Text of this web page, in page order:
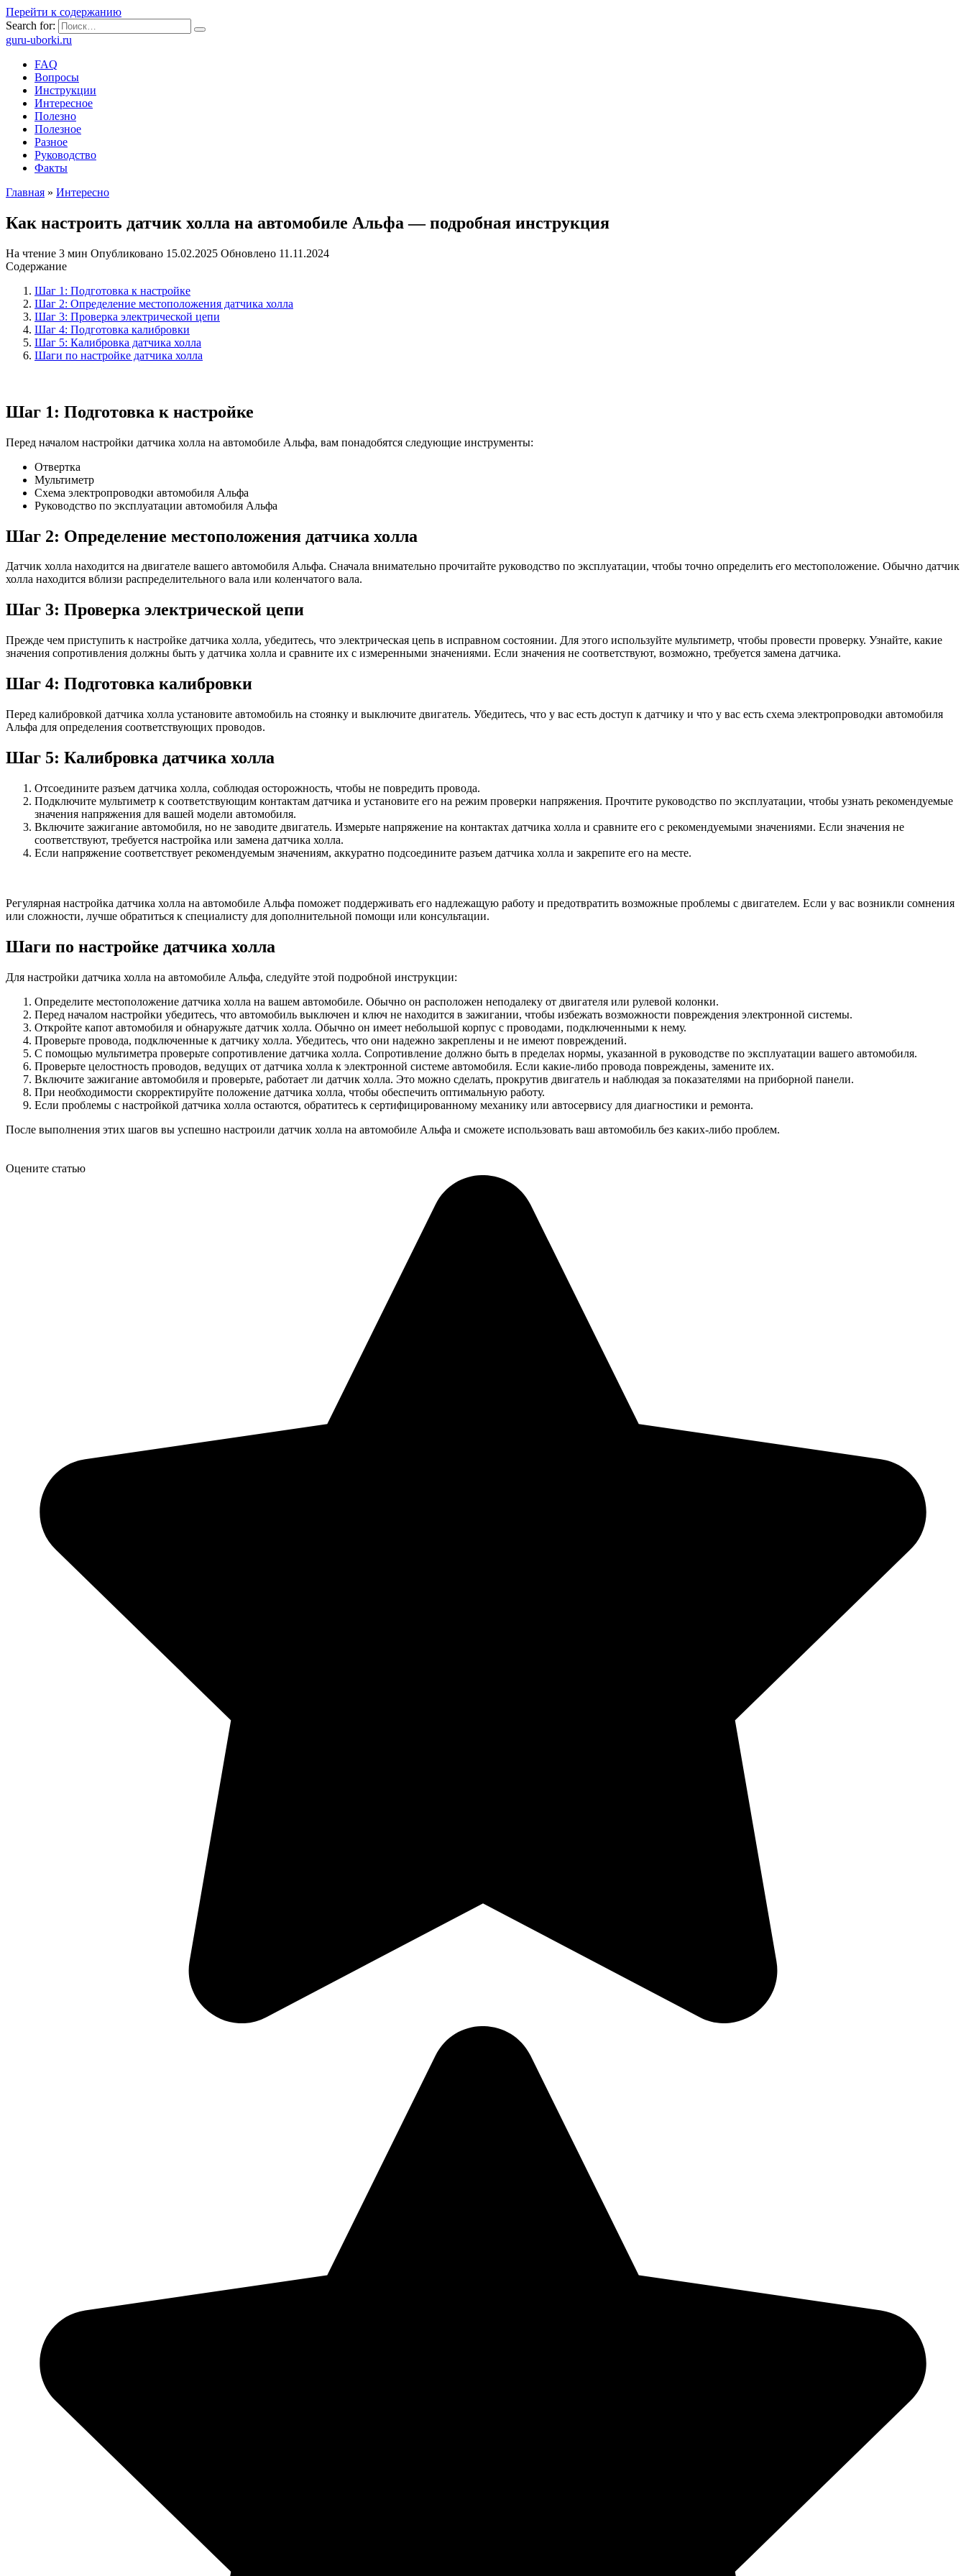
Перейти к содержанию
Search for:
guru-uborki.ru
FAQ
Вопросы
Инструкции
Интересное
Полезно
Полезное
Разное
Руководство
Факты
Главная » Интересно
Как настроить датчик холла на автомобиле Альфа — подробная инструкция
На чтение 3 мин Опубликовано 15.02.2025 Обновлено 11.11.2024
Содержание
Шаг 1: Подготовка к настройке
Шаг 2: Определение местоположения датчика холла
Шаг 3: Проверка электрической цепи
Шаг 4: Подготовка калибровки
Шаг 5: Калибровка датчика холла
Шаги по настройке датчика холла
Шаг 1: Подготовка к настройке
Перед началом настройки датчика холла на автомобиле Альфа, вам понадобятся следующие инструменты:
Отвертка
Мультиметр
Схема электропроводки автомобиля Альфа
Руководство по эксплуатации автомобиля Альфа
Шаг 2: Определение местоположения датчика холла
Датчик холла находится на двигателе вашего автомобиля Альфа. Сначала внимательно прочитайте руководство по эксплуатации, чтобы точно определить его местоположение. Обычно датчик
холла находится вблизи распределительного вала или коленчатого вала.
Шаг 3: Проверка электрической цепи
Прежде чем приступить к настройке датчика холла, убедитесь, что электрическая цепь в исправном состоянии. Для этого используйте мультиметр, чтобы провести проверку. Узнайте, какие
значения сопротивления должны быть у датчика холла и сравните их с измеренными значениями. Если значения не соответствуют, возможно, требуется замена датчика.
Шаг 4: Подготовка калибровки
Перед калибровкой датчика холла установите автомобиль на стоянку и выключите двигатель. Убедитесь, что у вас есть доступ к датчику и что у вас есть схема электропроводки автомобиля
Альфа для определения соответствующих проводов.
Шаг 5: Калибровка датчика холла
Отсоедините разъем датчика холла, соблюдая осторожность, чтобы не повредить провода.
Подключите мультиметр к соответствующим контактам датчика и установите его на режим проверки напряжения. Прочтите руководство по эксплуатации, чтобы узнать рекомендуемые
значения напряжения для вашей модели автомобиля.
Включите зажигание автомобиля, но не заводите двигатель. Измерьте напряжение на контактах датчика холла и сравните его с рекомендуемыми значениями. Если значения не
соответствуют, требуется настройка или замена датчика холла.
Если напряжение соответствует рекомендуемым значениям, аккуратно подсоедините разъем датчика холла и закрепите его на месте.
Регулярная настройка датчика холла на автомобиле Альфа поможет поддерживать его надлежащую работу и предотвратить возможные проблемы с двигателем. Если у вас возникли сомнения
или сложности, лучше обратиться к специалисту для дополнительной помощи или консультации.
Шаги по настройке датчика холла
Для настройки датчика холла на автомобиле Альфа, следуйте этой подробной инструкции:
Определите местоположение датчика холла на вашем автомобиле. Обычно он расположен неподалеку от двигателя или рулевой колонки.
Перед началом настройки убедитесь, что автомобиль выключен и ключ не находится в зажигании, чтобы избежать возможности повреждения электронной системы.
Откройте капот автомобиля и обнаружьте датчик холла. Обычно он имеет небольшой корпус с проводами, подключенными к нему.
Проверьте провода, подключенные к датчику холла. Убедитесь, что они надежно закреплены и не имеют повреждений.
С помощью мультиметра проверьте сопротивление датчика холла. Сопротивление должно быть в пределах нормы, указанной в руководстве по эксплуатации вашего автомобиля.
Проверьте целостность проводов, ведущих от датчика холла к электронной системе автомобиля. Если какие-либо провода повреждены, замените их.
Включите зажигание автомобиля и проверьте, работает ли датчик холла. Это можно сделать, прокрутив двигатель и наблюдая за показателями на приборной панели.
При необходимости скорректируйте положение датчика холла, чтобы обеспечить оптимальную работу.
Если проблемы с настройкой датчика холла остаются, обратитесь к сертифицированному механику или автосервису для диагностики и ремонта.
После выполнения этих шагов вы успешно настроили датчик холла на автомобиле Альфа и сможете использовать ваш автомобиль без каких-либо проблем.
Оцените статью